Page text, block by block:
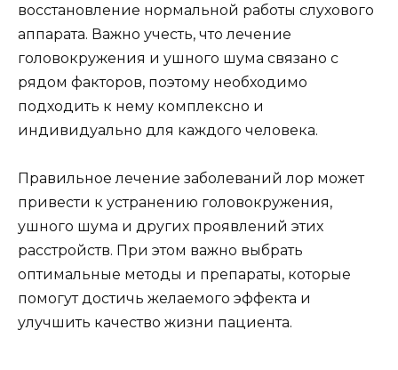
восстановление нормальной работы слухового
аппарата. Важно учесть, что лечение
головокружения и ушного шума связано с
рядом факторов, поэтому необходимо
подходить к нему комплексно и
индивидуально для каждого человека.
Правильное лечение заболеваний лор может
привести к устранению головокружения,
ушного шума и других проявлений этих
расстройств. При этом важно выбрать
оптимальные методы и препараты, которые
помогут достичь желаемого эффекта и
улучшить качество жизни пациента.